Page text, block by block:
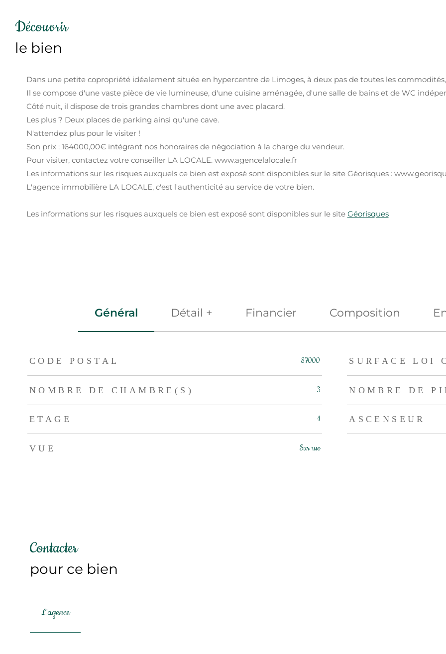
découvrir
le bien
Dans une petite copropriété idéalement située en hypercentre de Limoges, à deux pas de toutes les
Il se compose d'une vaste pièce de vie lumineuse, d'une cuisine aménagée, d'une salle de bains et de WC
Côté nuit, il dispose de trois grandes chambres dont une avec placard.
Les plus ? Deux places de parking ainsi qu'une cave.
N'attendez plus pour le visiter !
Son prix : 164000,00€ intégrant nos honoraires de négociation à la charge du vendeur.
Pour visiter, contactez votre conseiller LA LOCALE. www.agencelalocale.fr
Les informations sur les risques auxquels ce bien est exposé sont disponibles sur le site Géorisques :
L'agence immobilière LA LOCALE, c'est l'authenticité au service de votre bien.
Les informations sur les risques auxquels ce bien est exposé sont disponibles sur le site Géorisques
Général Détail + Financier Composition
TRAD_ZEPHYR_Caracteristique
CODE POSTAL 87000 SURFACE LOI
NOMBRE DE CHAMBRE(S) 3 NOMBRE DE
ETAGE 1 ASCENSEUR
VUE Sur rue
Contacter
pour ce bien
L'agence